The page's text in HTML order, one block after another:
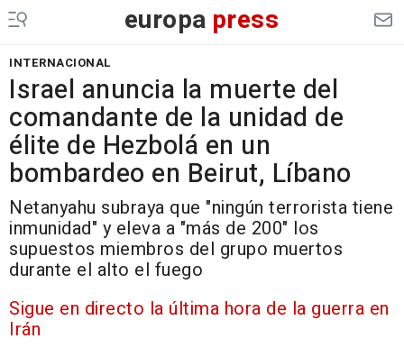
europa press
INTERNACIONAL
Israel anuncia la muerte del
comandante de la unidad de
élite de Hezbolá en un
bombardeo en Beirut, Líbano
Netanyahu subraya que "ningún terrorista tiene
inmunidad" y eleva a "más de 200" los
supuestos miembros del grupo muertos
durante el alto el fuego
Sigue en directo la última hora de la guerra en
Irán